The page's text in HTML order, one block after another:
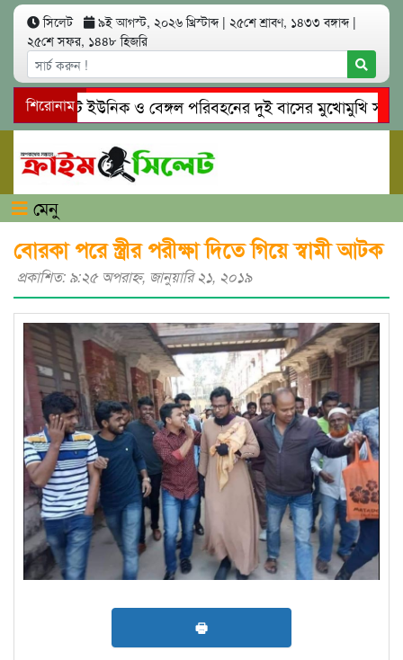
সিলেট ৯ই আগস্ট, ২০২৬ খ্রিস্টাব্দ | ২৫শে শ্রাবণ, ১৪৩৩ বঙ্গাব্দ |
২৫শে সফর, ১৪৪৮ হিজরি
শিরোনাম
সিলেটে ইউনিক ও বেঙ্গল পরিবহনের দুই বাসের মুখোমুখি
গোয়াইনঘাটে প্রেমের ফাঁদে তরুণী পাচার: মাদকাসক্ত রিমালকে
মেনু
বোরকা পরে স্ত্রীর পরীক্ষা দিতে গিয়ে স্বামী আটক
প্রকাশিত: ৯:২৫ অপরাহ্ণ, জানুয়ারি ২১, ২০১৯
🖶